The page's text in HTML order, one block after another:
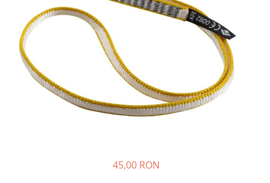
Slackline
Accesorii
Copii
Espadrile
Lopeti de zapada / avalansa
Jachete
Sosete
Bandane
Imbracaminte de corp
45,00 RON